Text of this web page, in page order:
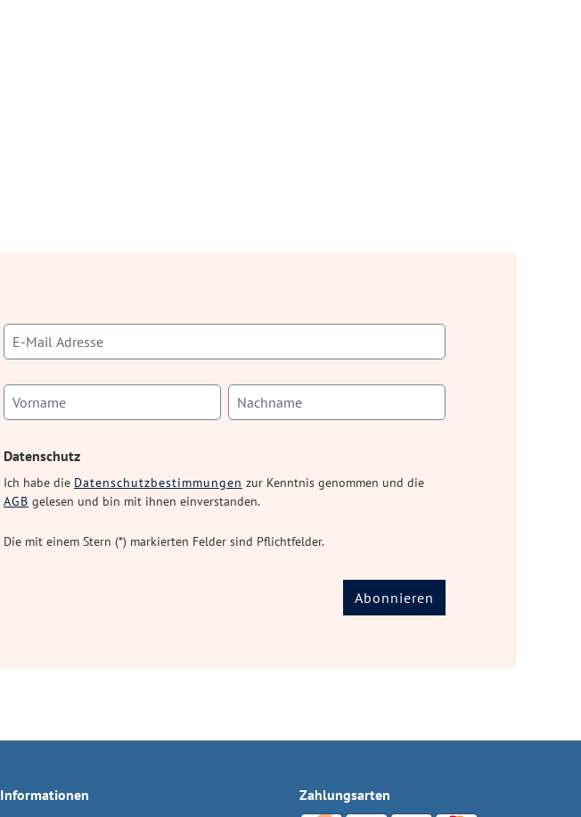
Datenschutz
Ich habe die Datenschutzbestimmungen zur Kenntnis genommen und die
AGB gelesen und bin mit ihnen einverstanden.
Die mit einem Stern (*) markierten Felder sind Pflichtfelder.
Abonnieren
Informationen Zahlungsarten